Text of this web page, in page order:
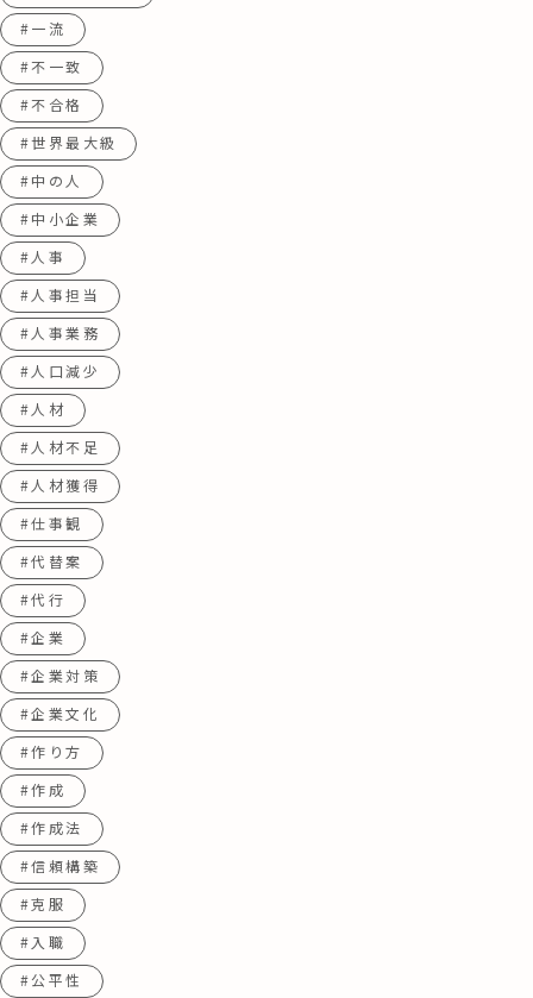
#一流
#不一致
#不合格
#世界最大級
#中の人
#中小企業
#人事
#人事担当
#人事業務
#人口減少
#人材
#人材不足
#人材獲得
#仕事観
#代替案
#代行
#企業
#企業対策
#企業文化
#作り方
#作成
#作成法
#信頼構築
#克服
#入職
#公平性